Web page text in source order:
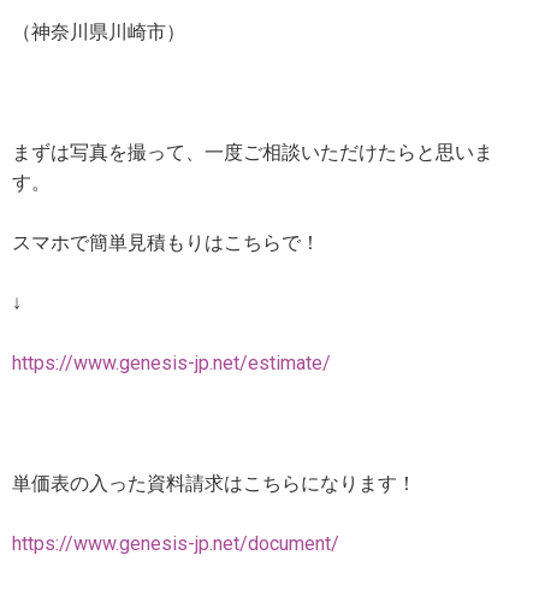
（神奈川県川崎市）
まずは写真を撮って、一度ご相談いただけたらと思いま
す。
スマホで簡単見積もりはこちらで！
↓
https://www.genesis-jp.net/estimate/
単価表の入った資料請求はこちらになります！
https://www.genesis-jp.net/document/